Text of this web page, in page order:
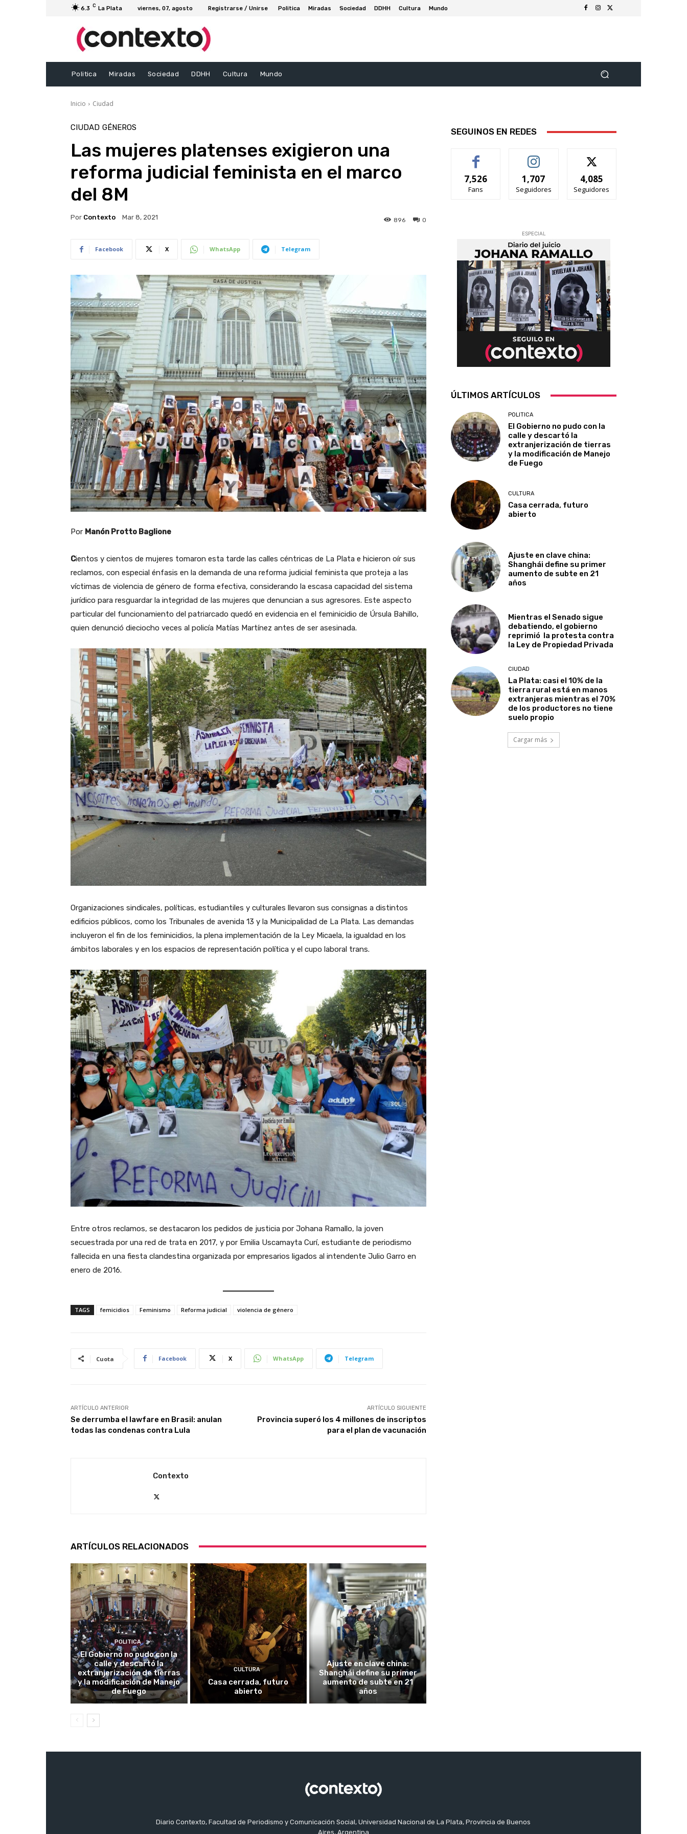
6.3 C La Plata viernes, 07, agosto Registrarse / Unirse Politica Miradas Sociedad DDHH Cultura Mundo
Politica Miradas Sociedad DDHH Cultura Mundo
Inicio Ciudad
CIUDAD GÉNEROS
Las mujeres platenses exigieron una
reforma judicial feminista en el marco
del 8M
Por Contexto Mar 8, 2021 0
896
Facebook X WhatsApp Telegram
Por Manón Protto Baglione
Cientos y cientos de mujeres tomaron esta tarde las calles céntricas de La Plata e hicieron oír sus
reclamos, con especial énfasis en la demanda de una reforma judicial feminista que proteja a las
víctimas de violencia de género de forma efectiva, considerando la escasa capacidad del sistema
jurídico para resguardar la integridad de las mujeres que denuncian a sus agresores. Este aspecto
particular del funcionamiento del patriarcado quedó en evidencia en el feminicidio de Úrsula Bahillo,
quien denunció dieciocho veces al policía Matías Martínez antes de ser asesinada.
Organizaciones sindicales, políticas, estudiantiles y culturales llevaron sus consignas a distintos
edificios públicos, como los Tribunales de avenida 13 y la Municipalidad de La Plata. Las demandas
incluyeron el fin de los feminicidios, la plena implementación de la Ley Micaela, la igualdad en los
ámbitos laborales y en los espacios de representación política y el cupo laboral trans.
Entre otros reclamos, se destacaron los pedidos de justicia por Johana Ramallo, la joven
secuestrada por una red de trata en 2017, y por Emilia Uscamayta Curí, estudiante de periodismo
fallecida en una fiesta clandestina organizada por empresarios ligados al intendente Julio Garro en
enero de 2016.
TAGS femicidios Feminismo Reforma judicial violencia de género
Cuota Facebook X WhatsApp Telegram
ARTÍCULO ANTERIOR
Se derrumba el lawfare en Brasil: anulan
todas las condenas contra Lula
ARTÍCULO SIGUIENTE
Provincia superó los 4 millones de inscriptos
para el plan de vacunación
Contexto
ARTÍCULOS RELACIONADOS
POLITICA
El Gobierno no pudo con la
calle y descartó la
extranjerización de tierras
y la modificación de Manejo
de Fuego
CULTURA
Casa cerrada, futuro
abierto
Ajuste en clave china:
Shanghái define su primer
aumento de subte en 21
años
SEGUINOS EN REDES
7,526
Fans
1,707
Seguidores
4,085
Seguidores
ESPECIAL
ÚLTIMOS ARTÍCULOS
POLITICA
El Gobierno no pudo con la
calle y descartó la
extranjerización de tierras
y la modificación de Manejo
de Fuego
CULTURA
Casa cerrada, futuro
abierto
Ajuste en clave china:
Shanghái define su primer
aumento de subte en 21
años
Mientras el Senado sigue
debatiendo, el gobierno
reprimió la protesta contra
la Ley de Propiedad Privada
CIUDAD
La Plata: casi el 10% de la
tierra rural está en manos
extranjeras mientras el 70%
de los productores no tiene
suelo propio
Cargar más
Diario Contexto, Facultad de Periodismo y Comunicación Social, Universidad Nacional de La Plata, Provincia de Buenos
Aires, Argentina